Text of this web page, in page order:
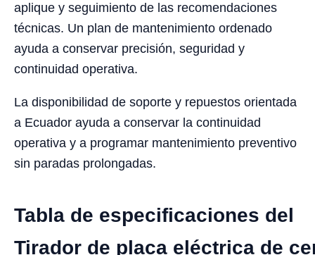
aplique y seguimiento de las recomendaciones
técnicas. Un plan de mantenimiento ordenado
ayuda a conservar precisión, seguridad y
continuidad operativa.
La disponibilidad de soporte y repuestos orientada
a Ecuador ayuda a conservar la continuidad
operativa y a programar mantenimiento preventivo
sin paradas prolongadas.
Tabla de especificaciones del
Tirador de placa eléctrica de